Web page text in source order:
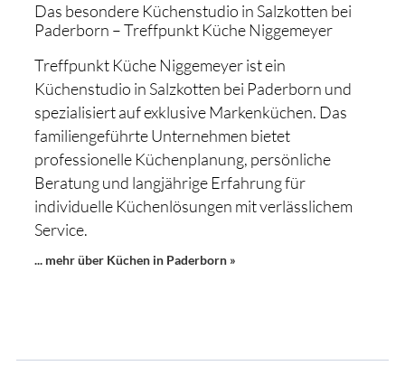
Das besondere Küchenstudio in Salzkotten bei
Paderborn – Treffpunkt Küche Niggemeyer
Treffpunkt Küche Niggemeyer ist ein
Küchenstudio in Salzkotten bei Paderborn und
spezialisiert auf exklusive Markenküchen. Das
familiengeführte Unternehmen bietet
professionelle Küchenplanung, persönliche
Beratung und langjährige Erfahrung für
individuelle Küchenlösungen mit verlässlichem
Service.
... mehr über Küchen in Paderborn »